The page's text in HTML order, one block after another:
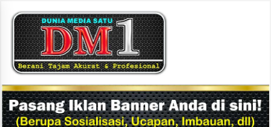
content
DM1